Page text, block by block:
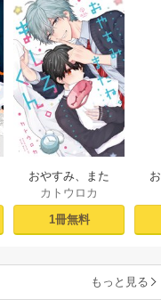
おやすみ、また
ね。ましろくん。
【電子限定漫画付
き】
カトウロカ
1冊無料
もっと見る